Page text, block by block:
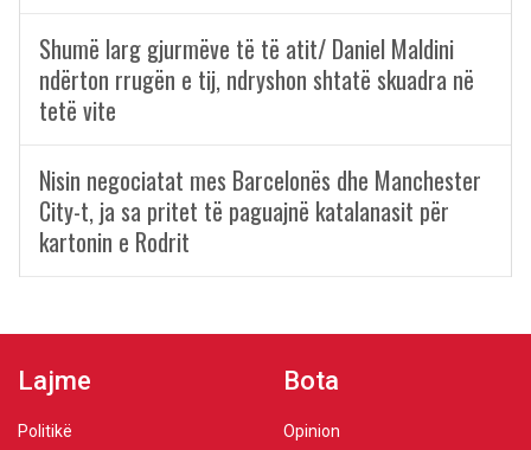
Shumë larg gjurmëve të të atit/ Daniel Maldini
ndërton rrugën e tij, ndryshon shtatë skuadra në
tetë vite
Nisin negociatat mes Barcelonës dhe Manchester
City-t, ja sa pritet të paguajnë katalanasit për
kartonin e Rodrit
Lajme
Politikë
Bota
Opinion